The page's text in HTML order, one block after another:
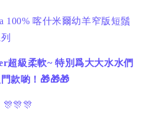
100% 喀什米爾幼羊窄版短鬚
超級柔軟~特別爲大大水水們
款喲！🎁🎁🎁
🎊🎊🎊